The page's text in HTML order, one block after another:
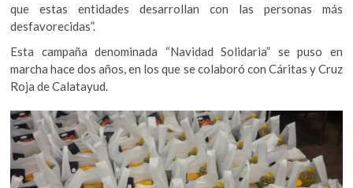
que estas entidades desarrollan con las personas más
desfavorecidas”.
Esta campaña denominada “Navidad Solidaria” se puso en
marcha hace dos años, en los que se colaboró con Cáritas y Cruz
Roja de Calatayud.